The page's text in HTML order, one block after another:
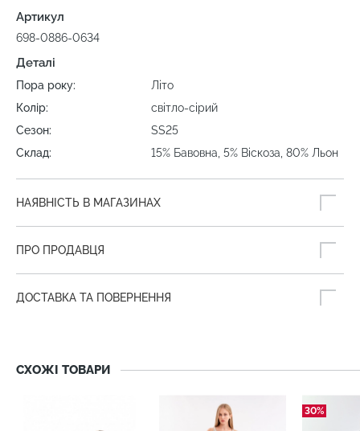
Артикул
698-0886-0634
Деталі
Пора року:
Літо
Колір:
світло-сірий
Сезон:
SS25
Склад:
15% Бавовна, 5% Віскоза, 80% Льон
НАЯВНІСТЬ В МАГАЗИНАХ
ПРО ПРОДАВЦЯ
ДОСТАВКА ТА ПОВЕРНЕННЯ
СХОЖІ ТОВАРИ
30%